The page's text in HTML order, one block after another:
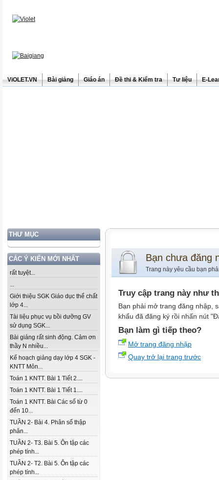
ViOLET.VN Bài giảng Giáo án Đề thi & Kiểm tra Tư liệu E-
THƯ MỤC
CÁC Ý KIẾN MỚI NHẤT
rất tuyệt...
...
Giới thiệu SGK Giáo dục thể chất
lớp 4...
Tài liệu phục vụ bồi dưỡng GV
sử dụng SGK...
Bài giảng rất sinh động. Cảm ơn
thầy N nhiều...
Kế hoạch giảng dạy lớp 4 SGK -
KNTT Môn...
Toán 1 KNTT. Bài 1 Tiết 2....
Toán 1 KNTT. Bài 1 Tiết 1....
Toán 1 KNTT. Bài Các số từ 0
đến 10...
TUẦN 2- Bài 4. Phân số thập
phân...
TUẦN 2- T3. Bài 5. Ôn tập các
phép tính...
TUẦN 2- T2. Bài 5. Ôn tập các
phép tính...
Bạn chưa đăng
Trang này yêu cầu bạn
Truy cập trang này như
Bạn phải mở trang đăng nhập,
khẩu đã đăng ký rồi nhấn nút
Bạn làm gì tiếp theo?
Mở trang đăng nhập
Quay trở lại trang trước